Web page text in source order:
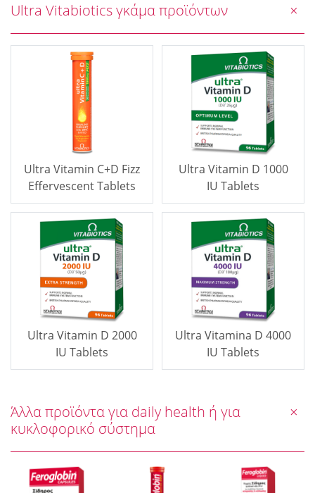
Ultra Vitabiotics γκάμα προϊόντων
Ultra Vitamin C+D Fizz
Effervescent Tablets
Ultra Vitamin D 1000
IU Tablets
Ultra Vitamin D 2000
IU Tablets
Ultra Vitamina D 4000
IU Tablets
Άλλα προϊόντα για daily health ή για
κυκλοφορικό σύστημα